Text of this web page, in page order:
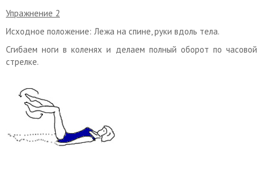
Упражнение 2
Исходное положение: Лежа на спине, руки вдоль тела.
Сгибаем ноги в коленях и делаем полный оборот по часовой
стрелке.